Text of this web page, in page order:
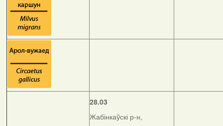
28.03
Жабінкаўскі р-н,